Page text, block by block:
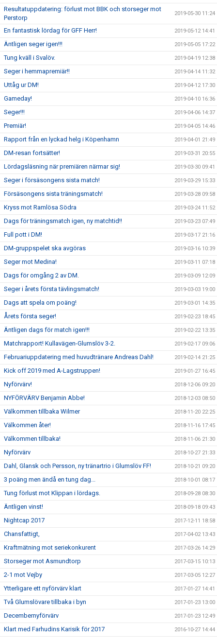
Resultatuppdatering: förlust mot BBK och storseger mot
Perstorp
2019-05-30 11:24
En fantastisk lördag för GFF Herr! 2019-05-12 14:41
Äntligen seger igen!!! 2019-05-05 17:22
Tung kväll i Svalöv. 2019-04-19 12:38
Seger i hemmapremiär!! 2019-04-14 11:32
Uttåg ur DM! 2019-04-12 17:30
Gameday! 2019-04-10 16:36
Seger!!! 2019-04-06 14:37
Premiär! 2019-04-05 14:46
Rapport från en lyckad helg i Köpenhamn 2019-04-01 21:49
DM-resan fortsätter! 2019-03-31 20:55
Lördagsläsning när premiären närmar sig! 2019-03-30 09:41
Seger i försäsongens sista match! 2019-03-29 15:33
Försäsongens sista träningsmatch! 2019-03-28 09:58
Kryss mot Ramlösa Södra 2019-03-24 11:52
Dags för träningsmatch igen, ny matchtid!! 2019-03-23 07:49
Full pott i DM! 2019-03-17 21:16
DM-gruppspelet ska avgöras 2019-03-16 10:39
Seger mot Medina! 2019-03-11 07:18
Dags för omgång 2 av DM. 2019-03-09 12:09
Seger i årets första tävlingsmatch! 2019-03-03 19:00
Dags att spela om poäng! 2019-03-01 14:35
Årets första seger! 2019-02-23 18:45
Äntligen dags för match igen!!! 2019-02-22 13:35
Matchrapport! Kullavägen-Glumslöv 3-2. 2019-02-17 09:06
Februariuppdatering med huvudtränare Andreas Dahl! 2019-02-14 21:25
Kick off 2019 med A-Lagstruppen! 2019-01-27 16:45
Nyförvärv! 2018-12-06 09:20
NYFÖRVÄRV Benjamin Abbe! 2018-12-03 08:50
Välkommen tillbaka Wilmer 2018-11-20 22:25
Välkommen åter! 2018-11-16 17:45
Välkommen tillbaka! 2018-11-06 21:30
Nyförvärv 2018-10-27 21:33
Dahl, Glansk och Persson, ny tränartrio i Glumslöv FF! 2018-10-21 09:20
3 poäng men ändå en tung dag... 2018-10-01 08:17
Tung förlust mot Klippan i lördags. 2018-09-28 08:30
Äntligen vinst! 2018-09-18 09:43
Nightcap 2017 2017-12-11 18:58
Chansfattigt, 2017-04-02 13:43
Kraftmätning mot seriekonkurent 2017-03-26 14:29
Storseger mot Asmundtorp 2017-03-15 10:13
2-1 mot Vejby 2017-03-05 12:27
Ytterligare ett nyförvärv klart 2017-01-27 14:41
Två Glumslövare tillbaka i byn 2017-01-23 13:00
Decembernyförvärv 2017-01-23 12:49
Klart med Farhudins Karisik för 2017 2016-10-27 14:44